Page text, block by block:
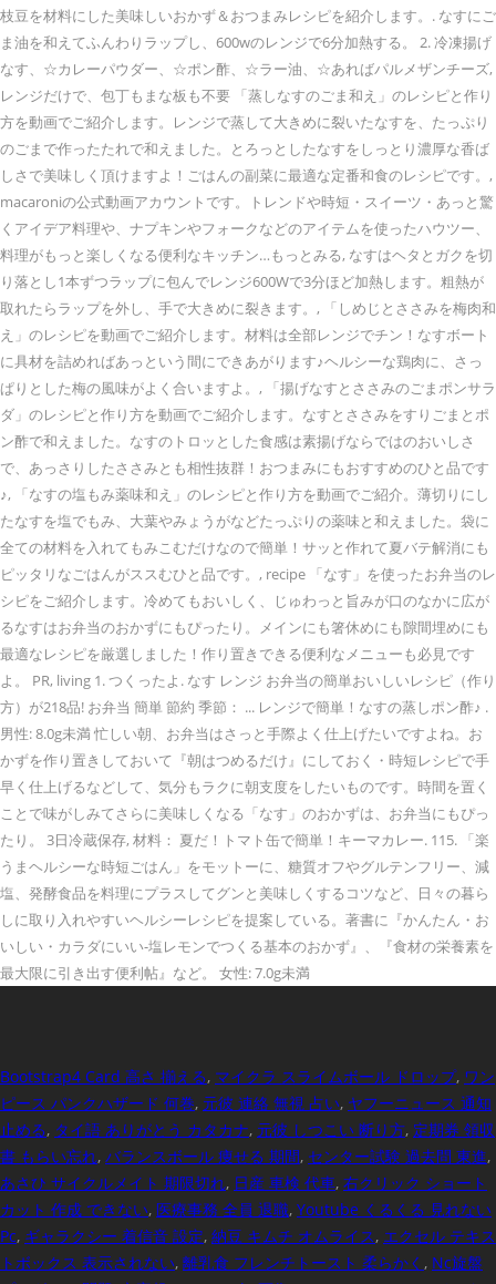
枝豆を材料にした美味しいおかず＆おつまみレシピを紹介します。. なすにご
ま油を和えてふんわりラップし、600wのレンジで6分加熱する。 2. 冷凍揚げ
なす、☆カレーパウダー、☆ポン酢、☆ラー油、☆あればパルメザンチーズ,
レンジだけで、包丁もまな板も不要 「蒸しなすのごま和え」のレシピと作り
方を動画でご紹介します。レンジで蒸して大きめに裂いたなすを、たっぷり
のごまで作ったたれで和えました。とろっとしたなすをしっとり濃厚な香ば
しさで美味しく頂けますよ！ごはんの副菜に最適な定番和食のレシピです。,
macaroniの公式動画アカウントです。トレンドや時短・スイーツ・あっと驚
くアイデア料理や、ナプキンやフォークなどのアイテムを使ったハウツー、
料理がもっと楽しくなる便利なキッチン…もっとみる, なすはヘタとガクを切
り落とし1本ずつラップに包んでレンジ600Wで3分ほど加熱します。粗熱が
取れたらラップを外し、手で大きめに裂きます。, 「しめじとささみを梅肉和
え」のレシピを動画でご紹介します。材料は全部レンジでチン！なすボート
に具材を詰めればあっという間にできあがります♪ヘルシーな鶏肉に、さっ
ぱりとした梅の風味がよく合いますよ。, 「揚げなすとささみのごまポンサラ
ダ」のレシピと作り方を動画でご紹介します。なすとささみをすりごまとポ
ン酢で和えました。なすのトロッとした食感は素揚げならではのおいしさ
で、あっさりしたささみとも相性抜群！おつまみにもおすすめのひと品です
♪, 「なすの塩もみ薬味和え」のレシピと作り方を動画でご紹介。薄切りにし
たなすを塩でもみ、大葉やみょうがなどたっぷりの薬味と和えました。袋に
全ての材料を入れてもみこむだけなので簡単！サッと作れて夏バテ解消にも
ピッタリなごはんがススむひと品です。, recipe 「なす」を使ったお弁当のレ
シピをご紹介します。冷めてもおいしく、じゅわっと旨みが口のなかに広が
るなすはお弁当のおかずにもぴったり。メインにも箸休めにも隙間埋めにも
最適なレシピを厳選しました！作り置きできる便利なメニューも必見です
よ。 PR, living 1. つくったよ. なす レンジ お弁当の簡単おいしいレシピ（作り
方）が218品! お弁当 簡単 節約 季節： ... レンジで簡単！なすの蒸しポン酢♪ .
男性: 8.0g未満 忙しい朝、お弁当はさっと手際よく仕上げたいですよね。お
かずを作り置きしておいて『朝はつめるだけ』にしておく・時短レシピで手
早く仕上げるなどして、気分もラクに朝支度をしたいものです。時間を置く
ことで味がしみてさらに美味しくなる「なす」のおかずは、お弁当にもぴっ
たり。 3日冷蔵保存, 材料： 夏だ！トマト缶で簡単！キーマカレー. 115. 「楽
うまヘルシーな時短ごはん」をモットーに、糖質オフやグルテンフリー、減
塩、発酵食品を料理にプラスしてグンと美味しくするコツなど、日々の暮ら
しに取り入れやすいヘルシーレシピを提案している。著書に『かんたん・お
いしい・カラダにいい-塩レモンでつくる基本のおかず』、『食材の栄養素を
最大限に引き出す便利帖』など。 女性: 7.0g未満
Bootstrap4 Card 高さ 揃える, マイクラ スライムボール ドロップ, ワン
ピース パンクハザード 何巻, 元彼 連絡 無視 占い, ヤフーニュース 通知
止める, タイ語 ありがとう カタカナ, 元彼 しつこい 断り方, 定期券 領収
書 もらい忘れ, バランスボール 痩せる 期間, センター試験 過去問 東進,
あさひ サイクルメイト 期限切れ, 日産 車検 代車, 右クリック ショート
カット 作成 できない, 医療事務 全員 退職, Youtube くるくる 見れない
Pc, ギャラクシー 着信音 設定, 納豆 キムチ オムライス, エクセル テキス
トボックス 表示されない, 離乳食 フレンチトースト 柔らかく , Nc旋盤